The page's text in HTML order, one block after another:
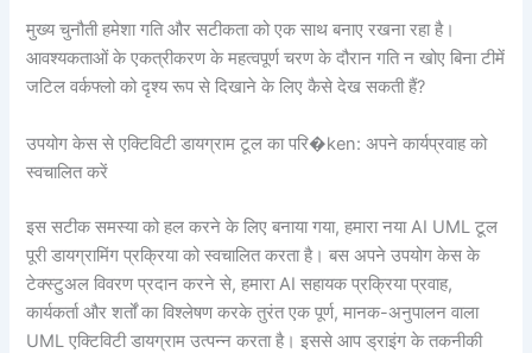
मुख्य चुनौती हमेशा गति और सटीकता को एक साथ बनाए रखना रहा है।
आवश्यकताओं के एकत्रीकरण के महत्वपूर्ण चरण के दौरान गति न खोए बिना टीमें
जटिल वर्कफ्लो को दृश्य रूप से दिखाने के लिए कैसे देख सकती हैं?
उपयोग केस से एक्टिविटी डायग्राम टूल का परि�ken: अपने कार्यप्रवाह को
स्वचालित करें
इस सटीक समस्या को हल करने के लिए बनाया गया, हमारा नया AI UML टूल
पूरी डायग्रामिंग प्रक्रिया को स्वचालित करता है। बस अपने उपयोग केस के
टेक्स्टुअल विवरण प्रदान करने से, हमारा AI सहायक प्रक्रिया प्रवाह,
कार्यकर्ता और शर्तों का विश्लेषण करके तुरंत एक पूर्ण, मानक-अनुपालन वाला
UML एक्टिविटी डायग्राम उत्पन्न करता है। इससे आप ड्राइंग के तकनीकी